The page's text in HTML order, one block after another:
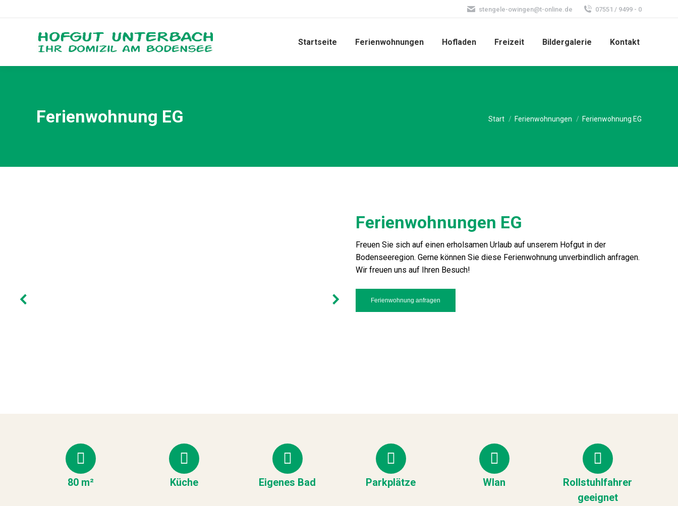
stengele-owingen@t-online.de 07551 / 9499 - 0
Startseite Ferienwohnungen Hofladen Freizeit Bildergalerie Kontakt
Ferienwohnung EG Sie befinden sich hier:
Start Ferienwohnungen Ferienwohnung EG
Ferienwohnungen EG
Freuen Sie sich auf einen erholsamen Urlaub auf unserem Hofgut in der
Bodenseeregion. Gerne können Sie diese Ferienwohnung unverbindlich anfragen.
Wir freuen uns auf Ihren Besuch!
Ferienwohnung anfragen
80 m² Küche Eigenes Bad Parkplätze Wlan
Rollstuhlfahrer
geeignet